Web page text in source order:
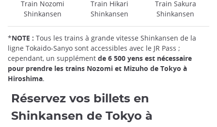
Train Nozomi
Shinkansen
Train Hikari
Shinkansen
Train Sakura
Shinkansen
*NOTE : Tous les trains à grande vitesse Shinkansen de la
ligne Tokaido-Sanyo sont accessibles avec le JR Pass ;
cependant, un supplément de 6 500 yens est nécessaire
pour prendre les trains Nozomi et Mizuho de Tokyo à
Hiroshima.
Réservez vos billets en
Shinkansen de Tokyo à